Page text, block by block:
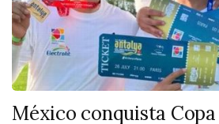
México conquista